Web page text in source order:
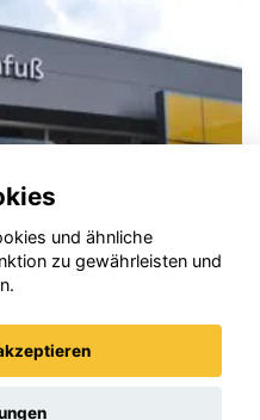
und ähnliche
zu gewährleisten und